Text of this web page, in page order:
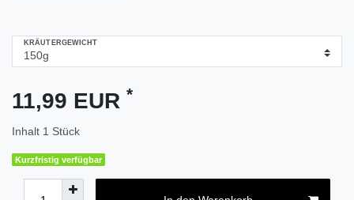
KRÄUTERGEWICHT
11,99 EUR *
Inhalt 1 Stück
Kurzfristig verfügbar